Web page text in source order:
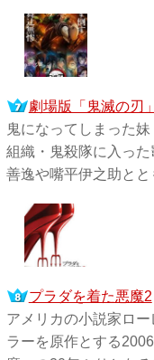
劇場版「鬼滅の刃
鬼になってしまった
組織・鬼殺隊に入っ
善逸や嘴平伊之助と
プラダを着た悪魔2
アメリカの小説家ロ
ラーを原作とする